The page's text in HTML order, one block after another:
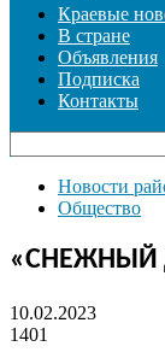
Краевые
В стране
Объявления
Подписка
Контакты
Новости
Общество
«СНЕЖНЫЙ
10.02.2023
1401